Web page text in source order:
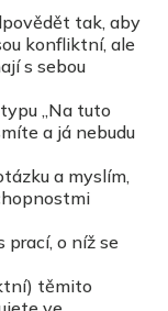
tak, aby
konfliktní, ale
s sebou
„Na tuto
a já nebudu
a myslím,
prací, o níž se
těmito